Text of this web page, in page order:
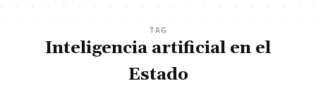
TAG
Inteligencia artificial en el
Estado